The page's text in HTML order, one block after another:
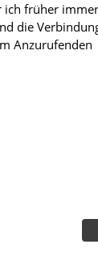
ich früher immer
die
Anzurufenden